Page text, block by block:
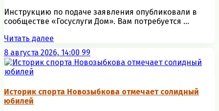
Инструкцию по подаче заявления опубликовали в
сообществе «Госуслуги Дом». Вам потребуется ...
Читать далее
8 августа 2026, 14:00 99
Историк спорта Новозыбкова отмечает солидный
юбилей